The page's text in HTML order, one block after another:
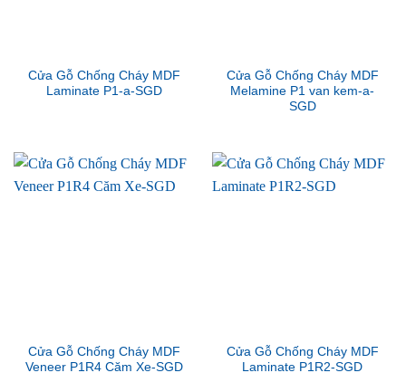
Cửa Gỗ Chống Cháy MDF
Laminate P1-a-SGD
Cửa Gỗ Chống Cháy MDF
Melamine P1 van kem-a-
SGD
Cửa Gỗ Chống Cháy MDF
Veneer P1R4 Căm Xe-SGD
Cửa Gỗ Chống Cháy MDF
Laminate P1R2-SGD